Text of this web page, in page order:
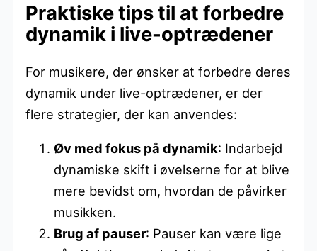
Praktiske tips til at forbedre
dynamik i live-optrædener
For musikere, der ønsker at forbedre deres
dynamik under live-optrædener, er der
flere strategier, der kan anvendes:
Øv med fokus på dynamik: Indarbejd
dynamiske skift i øvelserne for at blive
mere bevidst om, hvordan de påvirker
musikken.
Brug af pauser: Pauser kan være lige